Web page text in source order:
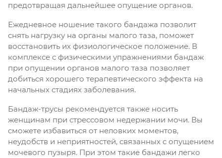
предотвращая дальнейшее опущение органов.
Ежедневное ношение такого бандажа позволит
снять нагрузку на органы малого таза, поможет
восстановить их физиологическое положение. В
комплексе с физическими упражнениями бандаж
при опущении органов малого таза позволяет
добиться хорошего терапевтического эффекта на
начальных стадиях заболевания.
Бандаж-трусы рекомендуется также носить
женщинам при стрессовом недержании мочи. Вы
сможете избавиться от неловких моментов,
неудобств и неприятностей, связанных с опущением
мочевого пузыря. При этом такие бандажи легко